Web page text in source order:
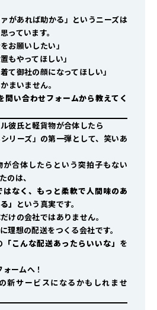
があれば助かる」というニーズは
っています。
お願いしたい」
もやってほしい」
て御社の顔になってほしい」
まいません。
問い合わせフォームから教えてく
彼氏と軽貨物が合体したら
リーズ」の第一弾として、笑いあ
合体したら――という突拍子もない
のは、
はなく、もっと柔軟で人間味のあ
」 という真実です。
けの会社ではありません。
理想の配送をつくる会社です。
「こんな配送あったらいいな」 を
ームへ！
新サービスになるかもしれませ